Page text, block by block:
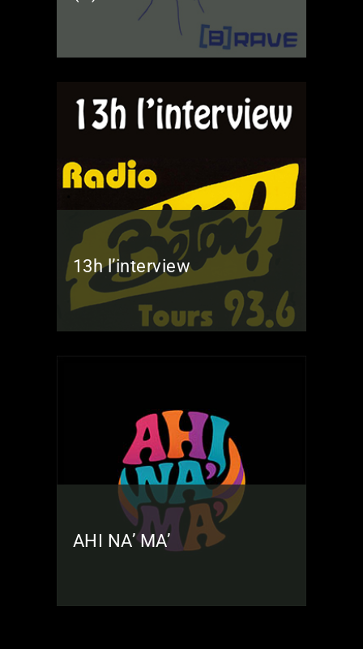
13h l’interview
AHI NA’ MA’